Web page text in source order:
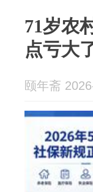
71岁农
点亏大
颐年斋